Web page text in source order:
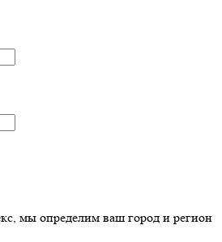
мы определим ваш город и регион